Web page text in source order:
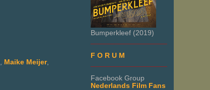
Bumperkleef (2019)
F O R U M
Facebook Group
Nederlands Film Fans
Maike Meijer,